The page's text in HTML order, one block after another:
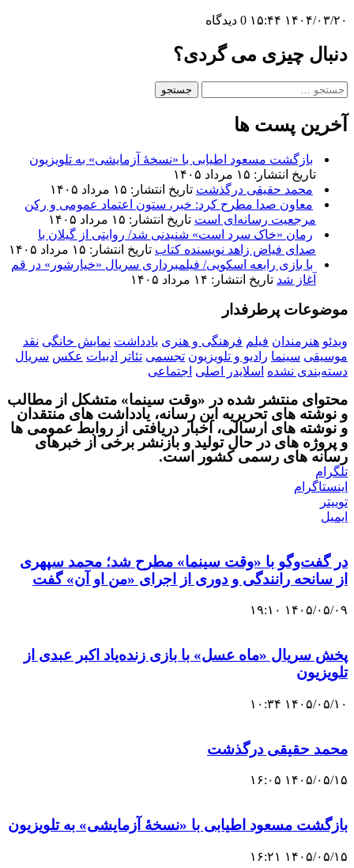
۱۴۰۴/۰۳/۲۰ ۱۵:۴۴ 0 دیدگاه
دنبال چیزی می گردی؟
جستجو
آخرین پست ها
بازگشت مسعود اطیابی با «نسخهٔ آزمایشی» به تلویزیون
تاریخ انتشار: ۱۵ مرداد ۱۴۰۵
محمد حقیقی درگذشت تاریخ انتشار: ۱۵ مرداد ۱۴۰۵
معاون صدا مطرح کرد: خبر، ستون اعتماد عمومی و رکن
مرجعیت رسانه‌ای است تاریخ انتشار: ۱۵ مرداد ۱۴۰۵
رمان «خاک سرد است» شنیدنی شد/ روایتی از گیلان با
صدای فیاض زاهد نویسنده کتاب تاریخ انتشار: ۱۵ مرداد ۱۴۰۵
با بازی رابعه اسکویی/ فیلمبرداری سریال «خیارشور» در قم
آغاز شد تاریخ انتشار: ۱۴ مرداد ۱۴۰۵
موضوعات پرطرفدار
ویدئو هنرمندان فیلم فرهنگی و هنری یادداشت نمایش خانگی نقد
موسیقی سینما رادیو و تلویزیون تجسمی تئاتر ادبیات عکس سریال
دسته‌بندی نشده اسلایدر اصلی اجتماعی
محتوای منتشر شده در «وقت سینما» متشکل از مطالب
و نوشته های تحریریه این رسانه، یادداشت های منتقدان
و نوشته های ارسالی، اخبار دریافتی از روابط عمومی ها
و پروژه های در حال تولید و بازنشر برخی از خبرهای
رسانه های رسمی کشور است.
تلگرام
اینستاگرام
توییتر
ایمیل
در گفت‌وگو با «وقت سینما» مطرح شد؛ محمد سپهری
از سانحه رانندگی و دوری از اجرای «من او آن» گفت
۱۴۰۵/۰۵/۰۹ ۱۹:۱۰
پخش سریال «ماه عسل» با بازی زنده‌یاد اکبر عبدی از
تلویزیون
۱۴۰۵/۰۵/۱۰ ۱۰:۳۴
محمد حقیقی درگذشت
۱۴۰۵/۰۵/۱۵ ۱۶:۰۵
بازگشت مسعود اطیابی با «نسخهٔ آزمایشی» به تلویزیون
۱۴۰۵/۰۵/۱۵ ۱۶:۲۱